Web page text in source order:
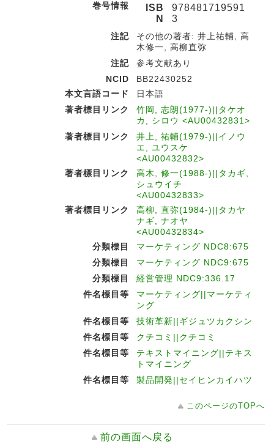
巻号情報
ISB
N
978481719591
3
注記
その他の著者: 井上祐輔, 高
木修一, 高柳直弥
注記
参考文献あり
NCID
BB22430252
本文言語コード
日本語
著者標目リンク
竹岡, 志朗(1977-)||タケオ
カ, シロウ <AU00432831>
著者標目リンク
井上, 祐輔(1979-)||イノウ
エ, ユウスケ
<AU00432832>
著者標目リンク
高木, 修一(1988-)||タカギ,
シュウイチ
<AU00432833>
著者標目リンク
高柳, 直弥(1984-)||タカヤ
ナギ, ナオヤ
<AU00432834>
分類標目
マーケティング NDC8:675
分類標目
マーケティング NDC9:675
分類標目
経営管理 NDC9:336.17
件名標目等
マーケティング||マーケティ
ング
件名標目等
技術革新||ギジュツカクシン
件名標目等
クチコミ||クチコミ
件名標目等
テキストマイニング||テキス
トマイニング
件名標目等
製品開発||セイヒンカイハツ
このページのTOPへ
前の画面へ戻る